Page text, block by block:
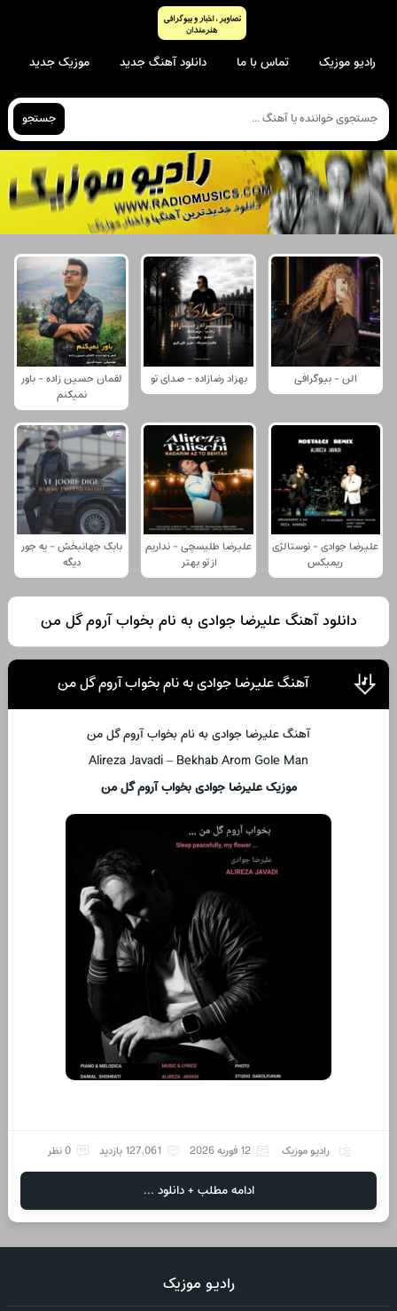
رادیو موزیک تماس با ما دانلود آهنگ جدید موزیک جدید
جستجو
الن - بیوگرافی بهزاد رضازاده - صدای تو
لقمان حسین زاده - باور
نمیکنم
علیرضا جوادی - نوستالژی
ریمیکس
علیرضا طلیسچی - نداریم
از تو بهتر
بابک جهانبخش - یه جور
دیگه
دانلود آهنگ علیرضا جوادی به نام بخواب آروم گل من
آهنگ علیرضا جوادی به نام بخواب آروم گل من
آهنگ علیرضا جوادی به نام بخواب آروم گل من
Alireza Javadi – Bekhab Arom Gole Man
موزیک علیرضا جوادی بخواب آروم گل من
رادیو موزیک 12 فوریه 2026 127,061 بازدید 0 نظر
ادامه مطلب + دانلود ...
رادیو موزیک